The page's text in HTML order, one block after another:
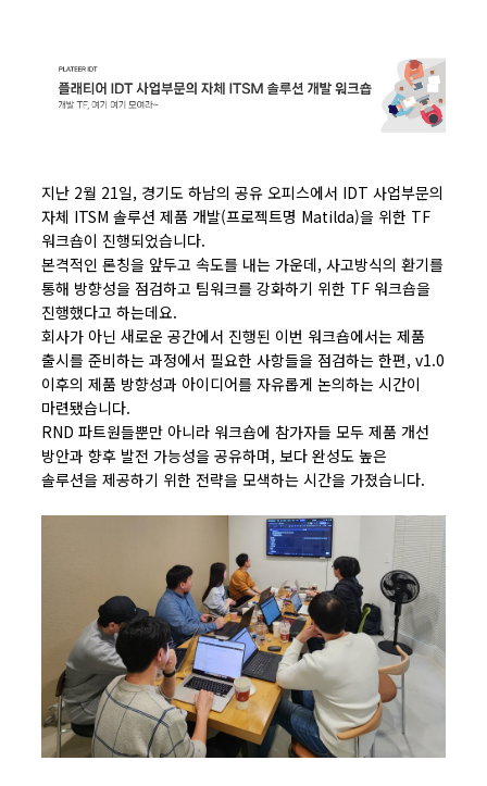
지난 2월 21일, 경기도 하남의 공유 오피스에서 IDT 사업부문의
자체 ITSM 솔루션 제품 개발(프로젝트명 Matilda)을 위한 TF
워크숍이 진행되었습니다.
본격적인 론칭을 앞두고 속도를 내는 가운데, 사고방식의 환기를
통해 방향성을 점검하고 팀워크를 강화하기 위한 TF 워크숍을
진행했다고 하는데요.
회사가 아닌 새로운 공간에서 진행된 이번 워크숍에서는 제품
출시를 준비하는 과정에서 필요한 사항들을 점검하는 한편, v1.0
이후의 제품 방향성과 아이디어를 자유롭게 논의하는 시간이
마련됐습니다.
RND 파트원들뿐만 아니라 워크숍에 참가자들 모두 제품 개선
방안과 향후 발전 가능성을 공유하며, 보다 완성도 높은
솔루션을 제공하기 위한 전략을 모색하는 시간을 가졌습니다.